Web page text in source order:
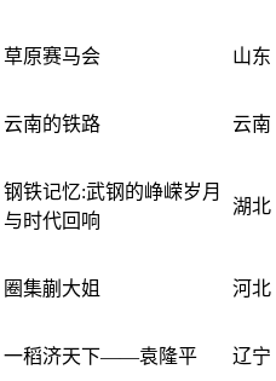
草原赛马会 山东
云南的铁路 云南
钢铁记忆:武钢的峥嵘岁月
与时代回响
湖北
圈集蒯大姐 河北
一稻济天下——袁隆平 辽宁